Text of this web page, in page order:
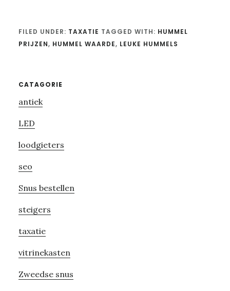
FILED UNDER: TAXATIE TAGGED WITH: HUMMEL
PRIJZEN, HUMMEL WAARDE, LEUKE HUMMELS
Primary
Sidebar
CATAGORIE
antiek
LED
loodgieters
seo
Snus bestellen
steigers
taxatie
vitrinekasten
Zweedse snus